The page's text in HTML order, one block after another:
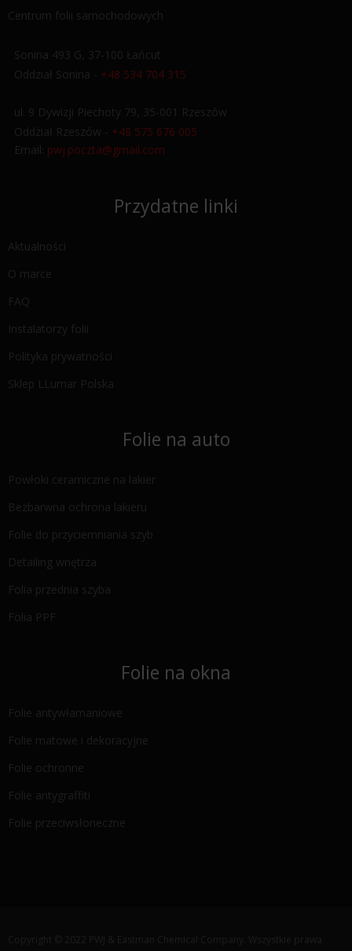
Centrum folii samochodowych
Sonina 493 G, 37-100 Łańcut
Oddział Sonina - +48 534 704 315
ul. 9 Dywizji Piechoty 79, 35-001 Rzeszów
Oddział Rzeszów - +48 575 676 005
Email: pwj.poczta@gmail.com
Przydatne linki
Aktualności
O marce
FAQ
Instalatorzy folii
Polityka prywatności
Sklep LLumar Polska
Folie na auto
Powłoki ceramiczne na lakier
Bezbarwna ochrona lakieru
Folie do przyciemniania szyb
Detailing wnętrza
Folia przednia szyba
Folia PPF
Folie na okna
Folie antywłamaniowe
Folie matowe i dekoracyjne
Folie ochronne
Folie antygraffiti
Folie przeciwsłoneczne